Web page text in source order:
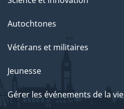
Autochtones
Vétérans et militaires
Jeunesse
Gérer les événements de la vie